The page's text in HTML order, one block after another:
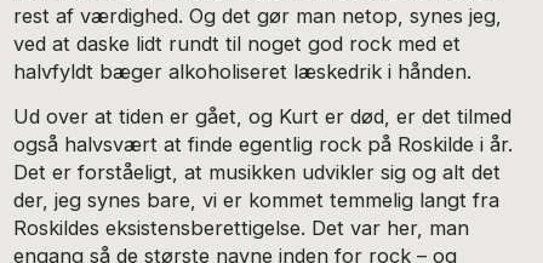
rest af værdighed. Og det gør man netop, synes jeg,
ved at daske lidt rundt til noget god rock med et
halvfyldt bæger alkoholiseret læskedrik i hånden.
Ud over at tiden er gået, og Kurt er død, er det tilmed
også halvsvært at finde egentlig rock på Roskilde i år.
Det er forståeligt, at musikken udvikler sig og alt det
der, jeg synes bare, vi er kommet temmelig langt fra
Roskildes eksistensberettigelse. Det var her, man
engang så de største navne inden for rock – og